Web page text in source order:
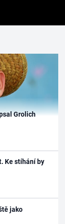
Grolich
Ke stíhání by
jako